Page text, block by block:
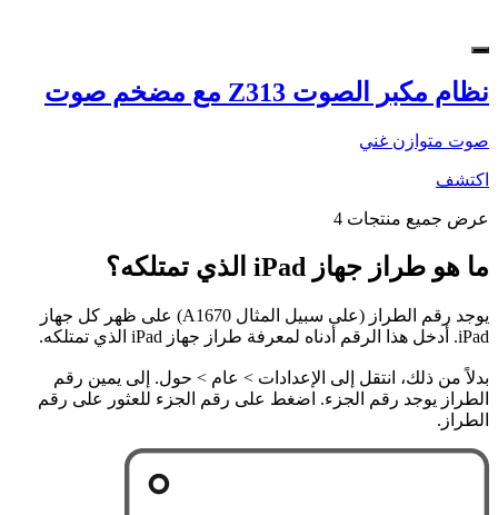
نظام مكبر الصوت Z313 مع مضخم صوت
صوت متوازن غني
اكتشف
عرض جميع منتجات 4
ما هو طراز جهاز iPad الذي تمتلكه؟
يوجد رقم الطراز (على سبيل المثال A1670) على ظهر كل جهاز
iPad. أدخل هذا الرقم أدناه لمعرفة طراز جهاز iPad الذي تمتلكه.
بدلاً من ذلك، انتقل إلى الإعدادات > عام > حول. إلى يمين رقم
الطراز يوجد رقم الجزء. اضغط على رقم الجزء للعثور على رقم
الطراز.